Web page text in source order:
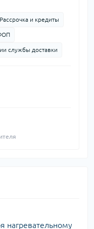
Рассрочка и кредиты
службы доставки
нагревательному